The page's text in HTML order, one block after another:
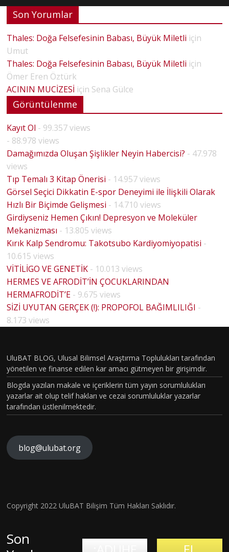
Son Yorumlar
Thales: Doğa Felsefesinin Babası, Büyük Miletli için
Umut
Thales: Doğa Felsefesinin Babası, Büyük Miletli için
Ömer Eren Öztürk
ACININ MUCİZESİ için Sena Gülce
Görüntülenme
Kayıt Ol - 99.357 views
- 88.978 views
Damağımızda Oluşan Şişlikler Neyin Habercisi? - 47.978
views
Tıp Temalı 3 Kitap Önerisi - 14.957 views
Görsel Seçici Dikkatin E-spor Deneyimi ile İlişkili Olarak
Hızlı Bir Biçimde Gelişmesi - 14.710 views
Girdiyseniz Hemen Çıkın! Depresyon ve Moleküler
Mekanizması - 13.805 views
Kırık Kalp Sendromu: Takotsubo Kardiyomiyopatisi -
10.615 views
VİTİLİGO VE GENETİK - 10.013 views
HERMES VE AFRODİT’İN ÇOCUKLARINDAN
HERMAFRODİT’E - 9.675 views
SİZİ UYUTAN GERÇEK (!): PROPOFOL BAĞIMLILIĞI -
8.173 views
UluBAT BLOG, Ulusal Bilimsel Araştırma Toplulukları tarafından
yönetilen ve finanse edilen kar amacı gütmeyen bir girişimdir.
Blogda yazılan makale ve içeriklerin tüm yayın sorumlulukları
yazarlar ait olup telif hakları ve cezai sorumluluklar yazarlar
tarafından üstlenilmektedir.
blog@ulubat.org
Copyright 2022 UluBAT Bilişim Tüm Hakları Saklıdır.
Son
K
İLK
SI BİR
BİYOLO
TOPLU
MSAL
CİNSİYE
T
FİZYOL